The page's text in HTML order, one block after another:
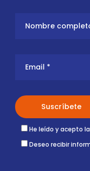
He leído y acepto
Deseo recibir